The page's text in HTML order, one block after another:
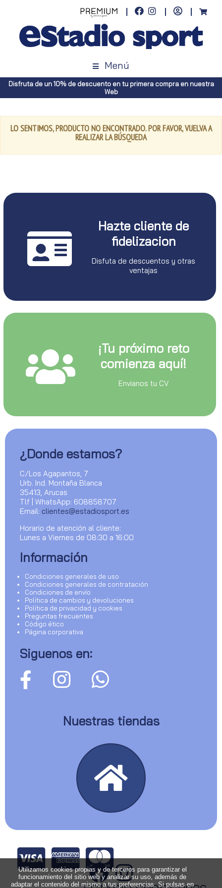
Menú
Disfruta de un 10% de descuento en tu primera compra en nuestra
Web
LO SENTIMOS, PRODUCTO NO ENCONTRADO. POR FAVOR, VUELVA A
REALIZAR LA BÚSQUEDA
Hazte cliente de
fidelizacion
Disfuta de descuentos y otras
ventajas
¡Tu próximo reto
comienza aquí!
Envianos tu CV
¿Donde estamos?
C/Los Agapantos, 7
Urb. Ind. Montaña Blanca
35413, Arucas
Tlf | WhatsApp: 608858707
Email: clientes@estadiosport.es
Horario de atención al cliente:
Lunes a Viernes de 08:30 a 16:00
Información
Condiciones generales de uso
Condiciones generales de contratación
Condiciones de envío
Política de cambios y devoluciones
Política de privacidad y cookies
Preguntas frecuentes
Código ético
Página corporativa
Siguenos en:
Nuestras tiendas
Utilizamos cookies propias y de terceros para garantizar el
funcionamiento del sitio web y analizar su uso, además de
adaptar el contenido del mismo a tus preferencias. Si pulsas en